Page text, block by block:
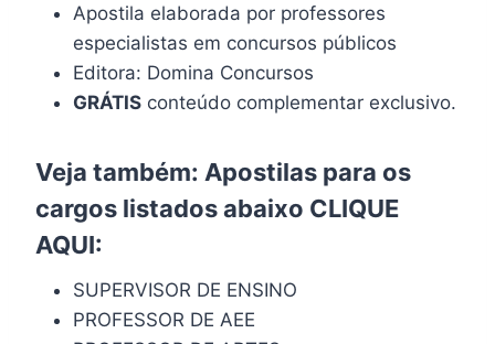
Apostila elaborada por professores
especialistas em concursos públicos
Editora: Domina Concursos
GRÁTIS conteúdo complementar exclusivo.
Veja também: Apostilas para os
cargos listados abaixo CLIQUE
AQUI:
SUPERVISOR DE ENSINO
PROFESSOR DE AEE